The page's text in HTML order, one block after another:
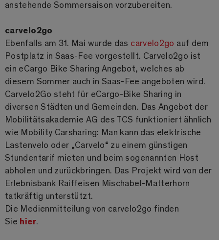
anstehende Sommersaison vorzubereiten.
carvelo2go
Ebenfalls am 31. Mai wurde das carvelo2go auf dem
Postplatz in Saas-Fee vorgestellt. Carvelo2go ist
ein eCargo Bike Sharing Angebot, welches ab
diesem Sommer auch in Saas-Fee angeboten wird.
Carvelo2Go steht für eCargo-Bike Sharing in
diversen Städten und Gemeinden. Das Angebot der
Mobilitätsakademie AG des TCS funktioniert ähnlich
wie Mobility Carsharing: Man kann das elektrische
Lastenvelo oder „Carvelo“ zu einem günstigen
Stundentarif mieten und beim sogenannten Host
abholen und zurückbringen. Das Projekt wird von der
Erlebnisbank Raiffeisen Mischabel-Matterhorn
tatkräftig unterstützt.
Die Medienmitteilung von carvelo2go finden
Sie hier.